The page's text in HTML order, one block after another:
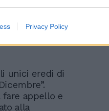
Privacy Policy
unici eredi di
fare appello e
alla